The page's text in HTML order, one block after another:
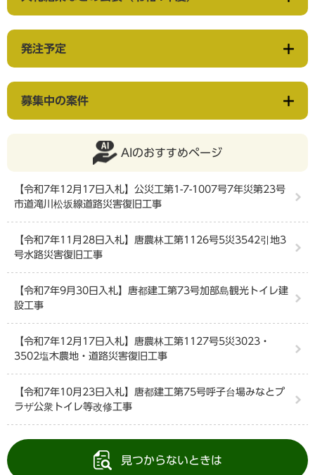
発注予定
募集中の案件
AIのおすすめページ
【令和7年12月17日入札】公災工第1-7-1007号7年災第23号
市道滝川松坂線道路災害復旧工事
【令和7年11月28日入札】唐農林工第1126号5災3542引地3
号水路災害復旧工事
【令和7年9月30日入札】唐都建工第73号加部島観光トイレ建
設工事
【令和7年12月17日入札】唐農林工第1127号5災3023・
3502塩木農地・道路災害復旧工事
【令和7年10月23日入札】唐都建工第75号呼子台場みなとプ
ラザ公衆トイレ等改修工事
見つからないときは